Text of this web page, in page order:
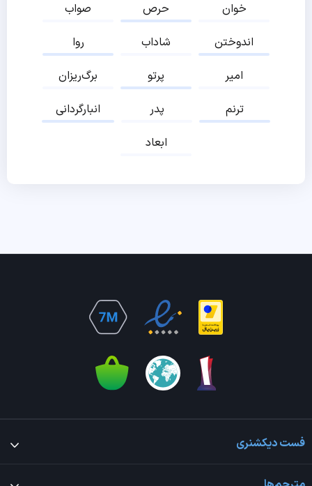
صواب
حرص
خوان
روا
شاداب
اندوختن
برگ‌ریزان
پرتو
امیر
انبارگردانی
پدر
ترنم
ابعاد
فست دیکشنری